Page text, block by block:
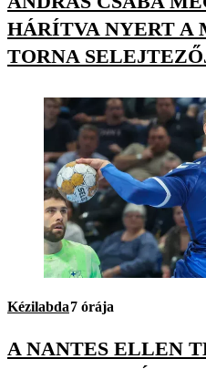
HÁRÍTVA NYERT A
TORNA
Kézilabda7 órája
A NANTES ELLEN